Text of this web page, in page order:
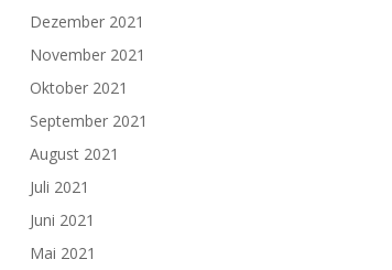
Dezember 2021
November 2021
Oktober 2021
September 2021
August 2021
Juli 2021
Juni 2021
Mai 2021